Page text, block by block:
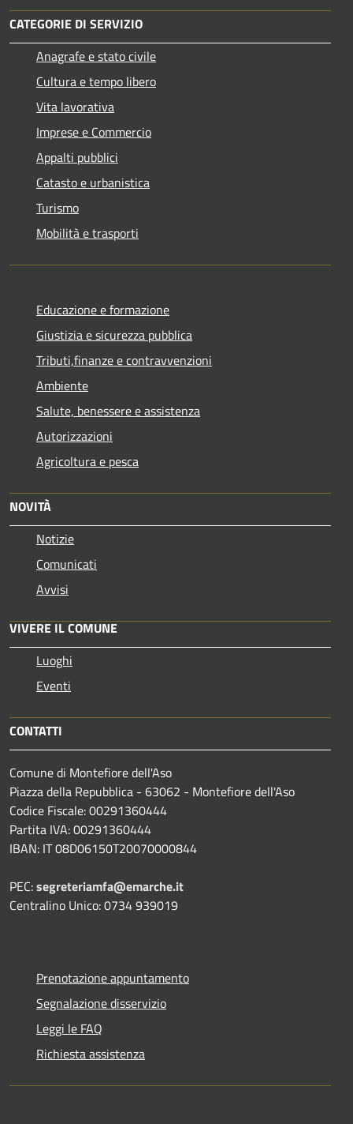
CATEGORIE DI SERVIZIO
Anagrafe e stato civile
Cultura e tempo libero
Vita lavorativa
Imprese e Commercio
Appalti pubblici
Catasto e urbanistica
Turismo
Mobilità e trasporti
Educazione e formazione
Giustizia e sicurezza pubblica
Tributi,finanze e contravvenzioni
Ambiente
Salute, benessere e assistenza
Autorizzazioni
Agricoltura e pesca
NOVITÀ
Notizie
Comunicati
Avvisi
VIVERE IL COMUNE
Luoghi
Eventi
CONTATTI
Comune di Montefiore dell'Aso
Piazza della Repubblica - 63062 - Montefiore dell'Aso
Codice Fiscale: 00291360444
Partita IVA: 00291360444
IBAN: IT 08D06150T20070000844
PEC:segreteriamfa@emarche.it
Centralino Unico: 0734 939019
Prenotazione appuntamento
Segnalazione disservizio
Leggi le FAQ
Richiesta assistenza